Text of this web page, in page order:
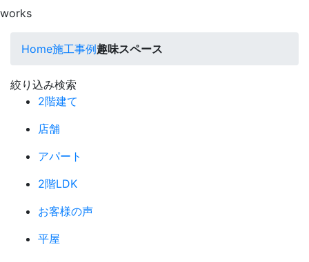
works
Home施工事例趣味スペース
絞り込み検索
2階建て
店舗
アパート
2階LDK
お客様の声
平屋